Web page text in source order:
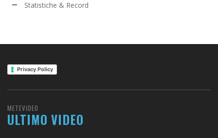
Statistiche & Record
Privacy Policy
METEVIDEO
ULTIMO VIDEO